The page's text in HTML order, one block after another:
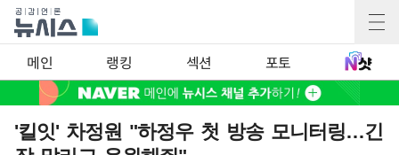
메인 랭킹 섹션 포토
'킬잇' 차정원 "하정우 첫 방송 모니터링…긴